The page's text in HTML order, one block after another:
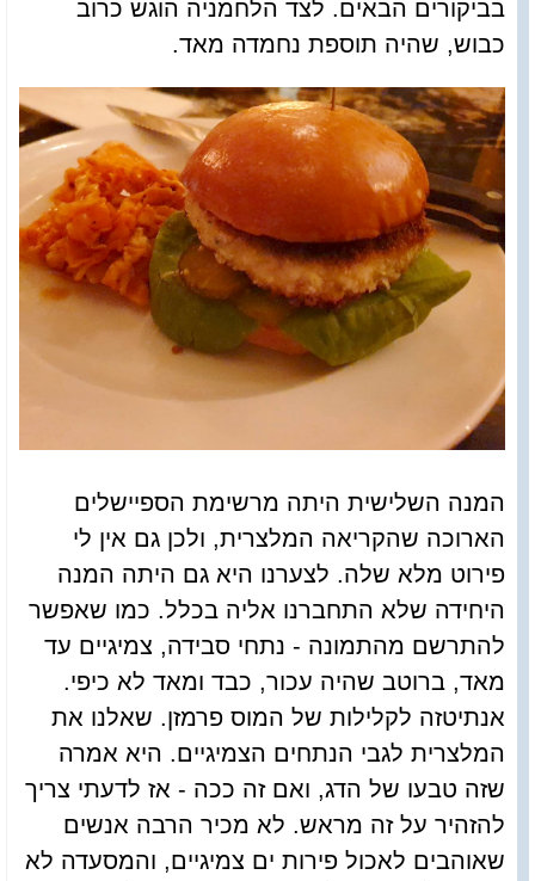
בביקורים הבאים. לצד הלחמניה הוגש כרוב
כבוש, שהיה תוספת נחמדה מאד.
המנה השלישית היתה מרשימת הספיישלים
הארוכה שהקריאה המלצרית, ולכן גם אין לי
פירוט מלא שלה. לצערנו היא גם היתה המנה
היחידה שלא התחברנו אליה בכלל. כמו שאפשר
להתרשם מהתמונה - נתחי סבידה, צמיגיים עד
מאד, ברוטב שהיה עכור, כבד ומאד לא כיפי.
אנתיטזה לקלילות של המוס פרמזן. שאלנו את
המלצרית לגבי הנתחים הצמיגיים. היא אמרה
שזה טבעו של הדג, ואם זה ככה - אז לדעתי צריך
להזהיר על זה מראש. לא מכיר הרבה אנשים
שאוהבים לאכול פירות ים צמיגיים, והמסעדה לא